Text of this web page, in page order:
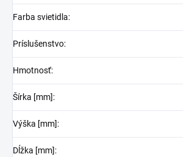
Farba svietidla:
Príslušenstvo:
Hmotnosť:
Šírka [mm]:
Výška [mm]:
Dĺžka [mm]: